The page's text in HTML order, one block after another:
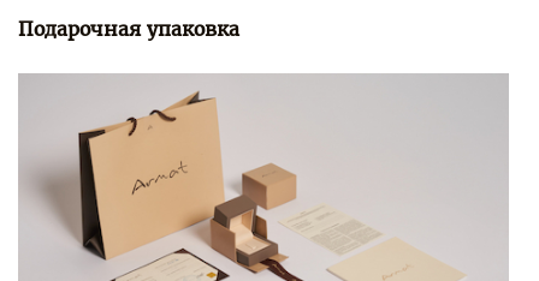
Подарочная упаковка